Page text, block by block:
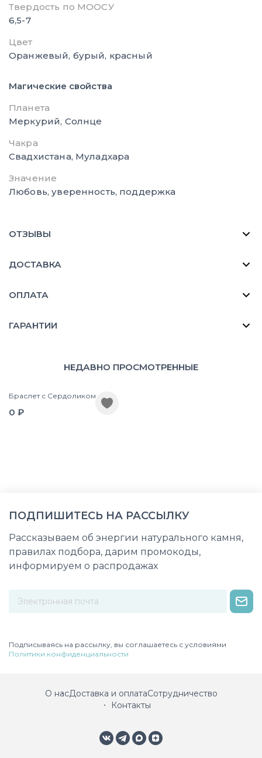
Твердость по МООСУ
6,5-7
Цвет
Оранжевый, бурый, красный
Магические свойства
Планета
Меркурий, Солнце
Чакра
Свадхистана, Муладхара
Значение
Любовь, уверенность, поддержка
ОТЗЫВЫ
ДОСТАВКА
ОПЛАТА
ГАРАНТИИ
НЕДАВНО ПРОСМОТРЕННЫЕ
Браслет с Сердоликом
0 ₽
ПОДПИШИТЕСЬ НА РАССЫЛКУ
Рассказываем об энергии натурального камня,
правилах подбора, дарим промокоды,
информируем о распродажах
Подписываясь на рассылку, вы соглашаетесь с условиями
Политики конфиденциальности
О насДоставка и оплатаСотрудничество
Контакты